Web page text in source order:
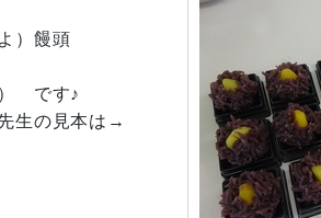
）饅頭
です♪
本は→